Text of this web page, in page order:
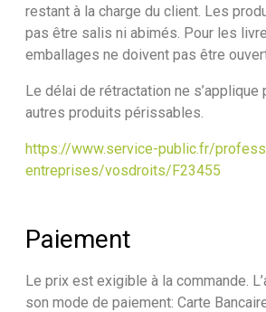
restant à la charge du client. Les
pas être salis ni abimés. Pour les
emballages ne doivent pas être
Le délai de rétractation ne s’applique
autres produits périssables.
https://www.service-public.fr/
entreprises/vosdroits/F23455
Paiement
Le prix est exigible à la commande.
son mode de paiement: Carte